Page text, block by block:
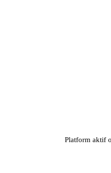
Platform aktif